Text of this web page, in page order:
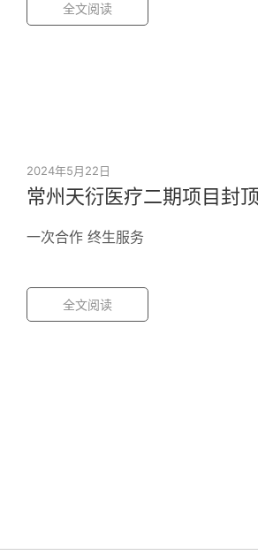
全文阅读
2024年5月22日
常州天衍医疗二期项目封
一次合作 终生服务
全文阅读